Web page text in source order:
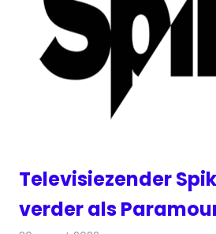
Televisiezender
verder als